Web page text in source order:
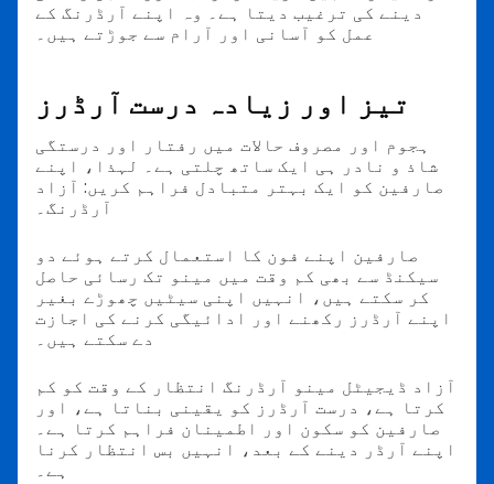
دینے کی ترغیب دیتا ہے۔ وہ اپنے آرڈرنگ کے
عمل کو آسانی اور آرام سے جوڑتے ہیں۔
تیز اور زیادہ درست آرڈرز
ہجوم اور مصروف حالات میں رفتار اور درستگی
شاذ و نادر ہی ایک ساتھ چلتی ہے۔ لہذا، اپنے
صارفین کو ایک بہتر متبادل فراہم کریں: آزاد
آرڈرنگ۔
صارفین اپنے فون کا استعمال کرتے ہوئے دو
سیکنڈ سے بھی کم وقت میں مینو تک رسائی حاصل
کر سکتے ہیں، انہیں اپنی سیٹیں چھوڑے بغیر
اپنے آرڈرز رکھنے اور ادائیگی کرنے کی اجازت
آزاد ڈیجیٹل مینو آرڈرنگ انتظار کے وقت کو کم
کرتا ہے، درست آرڈرز کو یقینی بناتا ہے، اور
صارفین کو سکون اور اطمینان فراہم کرتا ہے۔
اپنے آرڈر دینے کے بعد، انہیں بس انتظار کرنا
ہے۔